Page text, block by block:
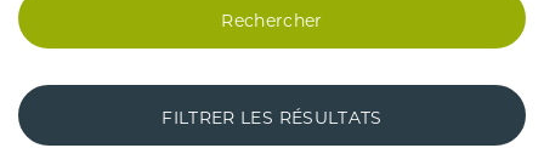
Rechercher
FILTRER LES RÉSULTATS